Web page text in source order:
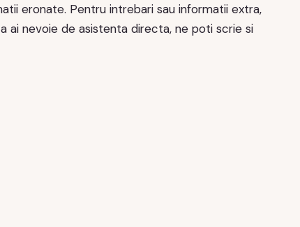
eronate. Pentru intrebari sau informatii extra,
ai nevoie de asistenta directa, ne poti scrie si